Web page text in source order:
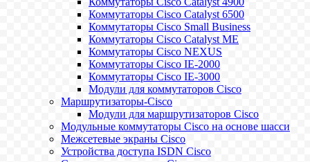
Коммутаторы Cisco Catalyst 6500
Коммутаторы Cisco Small Business
Коммутаторы Cisco Catalyst ME
Коммутаторы Cisco NEXUS
Коммутаторы Cisco IE-2000
Коммутаторы Cisco IE-3000
Модули для коммутаторов Cisco
Маршрутизаторы-Cisco
Модули для маршрутизаторов Cisco
Модульные коммутаторы Cisco на основе шасси
Межсетевые экраны Cisco
Устройства доступа ISDN Cisco